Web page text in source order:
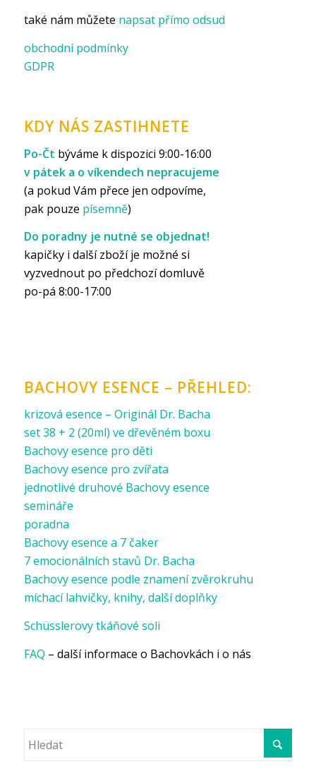
také nám můžete napsat přímo odsud
obchodní podmínky
GDPR
KDY NÁS ZASTIHNETE
Po-Čt býváme k dispozici 9:00-16:00
v pátek a o víkendech nepracujeme
(a pokud Vám přece jen odpovíme,
pak pouze písemně)
Do poradny je nutné se objednat!
kapičky i další zboží je možné si
vyzvednout po předchozí domluvě
po-pá 8:00-17:00
BACHOVY ESENCE – PŘEHLED:
krizová esence – Originál Dr. Bacha
set 38 + 2 (20ml) ve dřevěném boxu
Bachovy esence pro děti
Bachovy esence pro zvířata
jednotlivé druhové Bachovy esence
semináře
poradna
Bachovy esence a 7 čaker
7 emocionálních stavů Dr. Bacha
Bachovy esence podle znamení zvěrokruhu
míchací lahvičky, knihy, další doplňky
Schüsslerovy tkáňové soli
FAQ – další informace o Bachovkách i o nás